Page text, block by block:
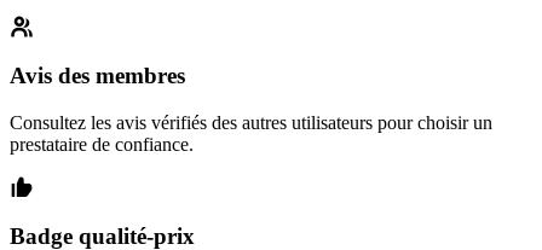
Avis des membres
Consultez les avis vérifiés des autres utilisateurs pour choisir un
prestataire de confiance.
Badge qualité-prix